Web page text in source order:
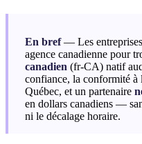
En bref— Les entreprises
agence canadienne pour
canadien (fr-CA) natif
confiance, la conformité à
Québec, et un partenaire
en dollars canadiens —
ni le décalage horaire.